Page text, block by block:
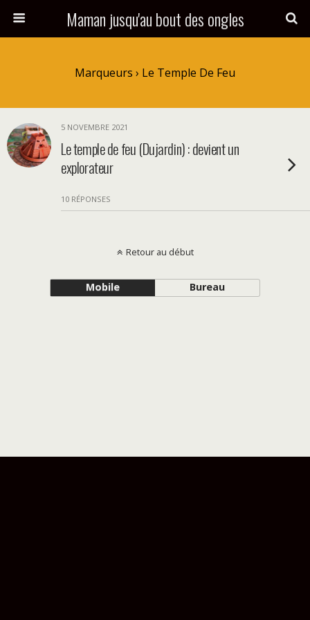
Maman jusqu'au bout des ongles
Marqueurs › Le Temple De Feu
5 NOVEMBRE 2021
Le temple de feu (Dujardin) : devient un
explorateur
10 RÉPONSES
Retour au début
Mobile Bureau